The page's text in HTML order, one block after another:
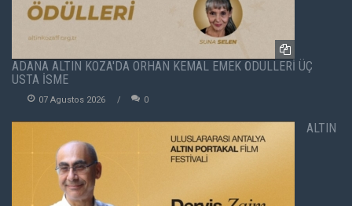
ADANA ALTIN KOZA'DA ORHAN KEMAL EMEK ÖDÜLLERİ ÜÇ
USTA İSME
07 Agustos 2026 0
ALTIN